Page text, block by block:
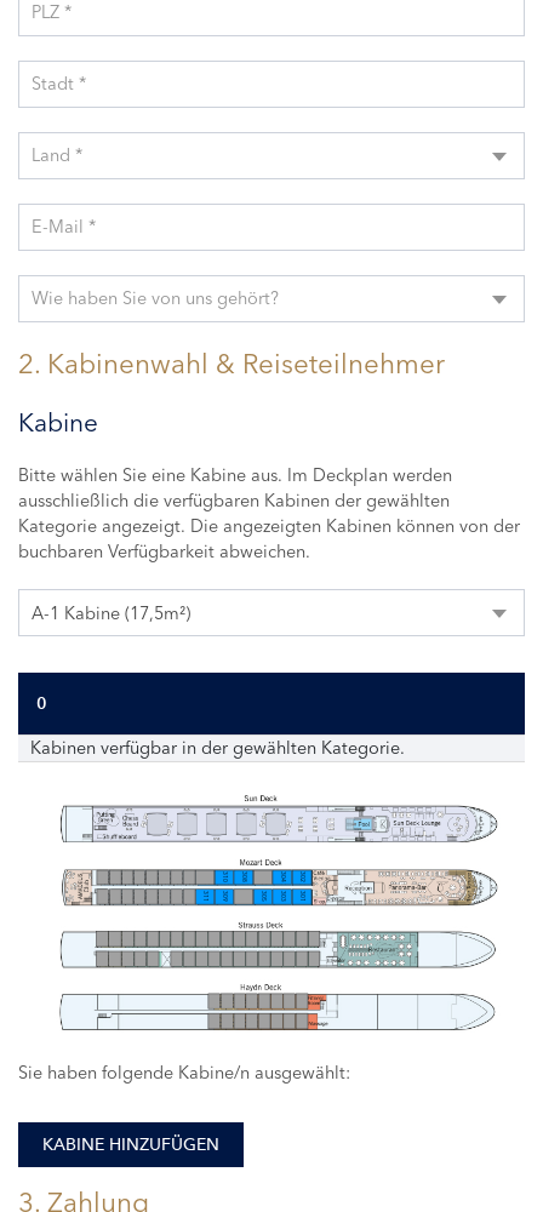
PLZ *
Stadt *
Land *
E-Mail *
Wie haben Sie von uns gehört?
2. Kabinenwahl & Reiseteilnehmer
Kabine
Bitte wählen Sie eine Kabine aus. Im Deckplan werden
ausschließlich die verfügbaren Kabinen der gewählten
Kategorie angezeigt. Die angezeigten Kabinen können von der
buchbaren Verfügbarkeit abweichen.
A-1 Kabine (17,5m²)
0
Kabinen verfügbar in der gewählten Kategorie.
301
302
303
304
305
308
309
310
311
Sie haben folgende Kabine/n ausgewählt:
KABINE HINZUFÜGEN
3. Zahlung